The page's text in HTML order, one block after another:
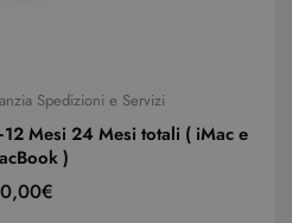
Spedizioni e Servizi
Mesi 24 Mesi totali ( iMac e
)
0,00€